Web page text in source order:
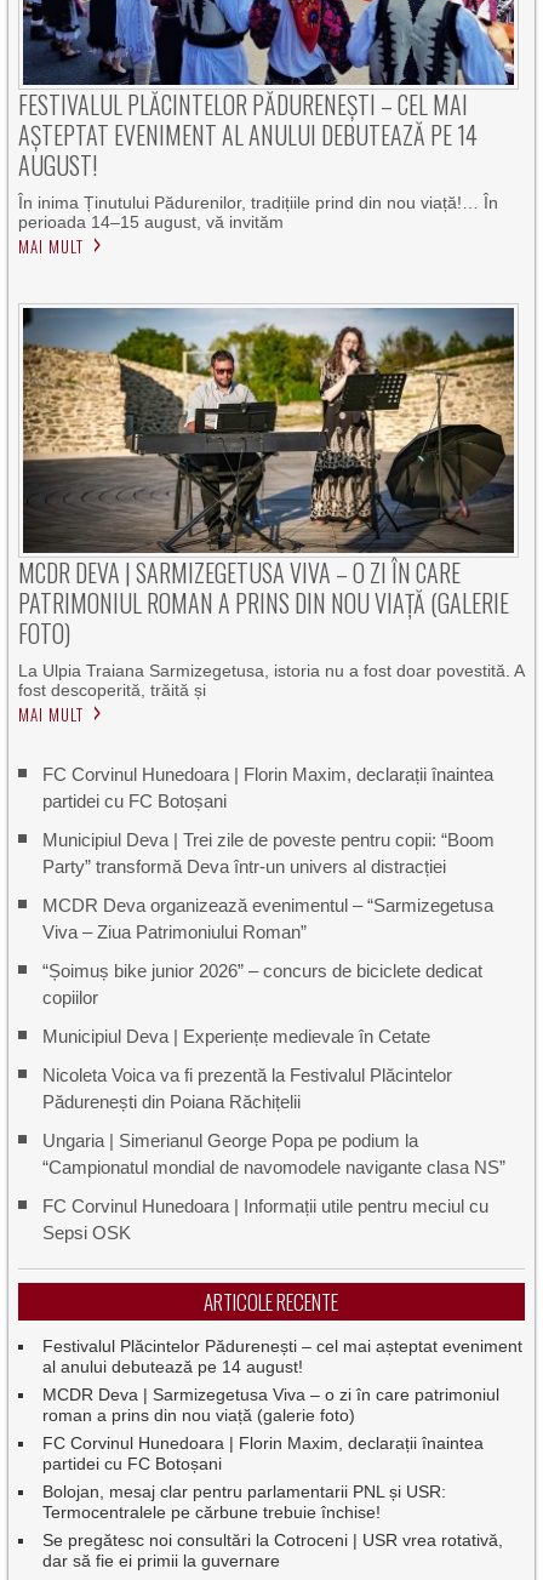
FESTIVALUL PLĂCINTELOR PĂDURENEȘTI – CEL MAI
AȘTEPTAT EVENIMENT AL ANULUI DEBUTEAZĂ PE 14
AUGUST!
În inima Ținutului Pădurenilor, tradițiile prind din nou viață!… În
perioada 14–15 august, vă invităm
MAI MULT
MCDR DEVA | SARMIZEGETUSA VIVA – O ZI ÎN CARE
PATRIMONIUL ROMAN A PRINS DIN NOU VIAȚĂ (GALERIE
FOTO)
La Ulpia Traiana Sarmizegetusa, istoria nu a fost doar povestită. A
fost descoperită, trăită și
MAI MULT
FC Corvinul Hunedoara | Florin Maxim, declarații înaintea
partidei cu FC Botoșani
Municipiul Deva | Trei zile de poveste pentru copii: “Boom
Party” transformă Deva într-un univers al distracției
MCDR Deva organizează evenimentul – “Sarmizegetusa
Viva – Ziua Patrimoniului Roman”
“Șoimuș bike junior 2026” – concurs de biciclete dedicat
copiilor
Municipiul Deva | Experiențe medievale în Cetate
Nicoleta Voica va fi prezentă la Festivalul Plăcintelor
Pădurenești din Poiana Răchițelii
Ungaria | Simerianul George Popa pe podium la
“Campionatul mondial de navomodele navigante clasa NS”
FC Corvinul Hunedoara | Informații utile pentru meciul cu
Sepsi OSK
ARTICOLE RECENTE
Festivalul Plăcintelor Pădurenești – cel mai așteptat eveniment
al anului debutează pe 14 august!
MCDR Deva | Sarmizegetusa Viva – o zi în care patrimoniul
roman a prins din nou viață (galerie foto)
FC Corvinul Hunedoara | Florin Maxim, declarații înaintea
partidei cu FC Botoșani
Bolojan, mesaj clar pentru parlamentarii PNL și USR:
Termocentralele pe cărbune trebuie închise!
Se pregătesc noi consultări la Cotroceni | USR vrea rotativă,
dar să fie ei primii la guvernare